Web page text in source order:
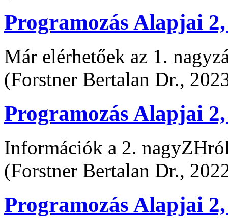
Programozás Alapjai
Már elérhetőek az 1.
(Forstner Bertalan Dr.,
Programozás Alapjai
Információk a 2.
(Forstner Bertalan Dr.,
Programozás Alapjai